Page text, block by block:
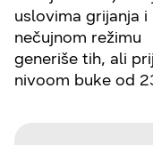
uslovima grijanja
nečujnom režimu
generiše tih, ali
nivoom buke od